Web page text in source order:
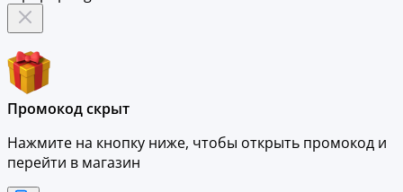
Промокод скрыт
Нажмите на кнопку ниже, чтобы открыть промокод и
перейти в магазин